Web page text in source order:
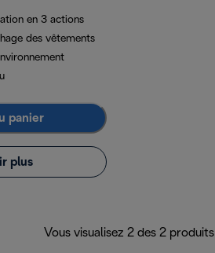
en 3 actions
des vêtements
panier
plus
Vous visualisez 2 des 2 produits